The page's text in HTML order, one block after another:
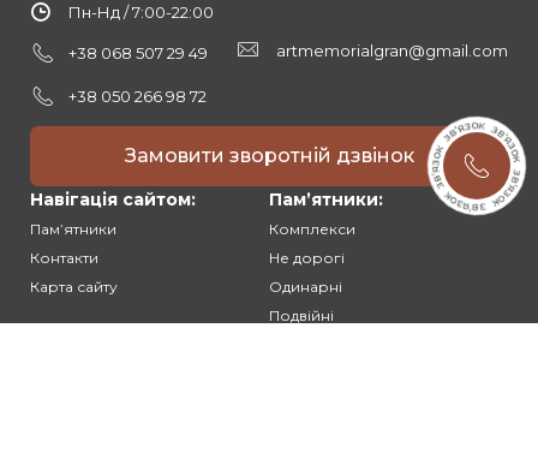
Пн-Нд / 7:00-22:00
+38 068 507 29 49
+38 050 266 98 72
artmemorialgran@gmail.com
Замовити зворотній дзвінок
Навігація сайтом:
Памʼятники
Контакти
Карта сайту
Памʼятники:
Комплекси
Не дорогі
Одинарні
Подвійні